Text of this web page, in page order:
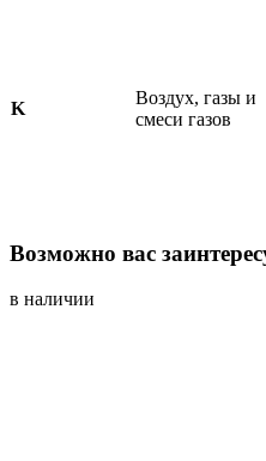
K
Воздух, газы и
смеси газов
Возможно вас
в наличии